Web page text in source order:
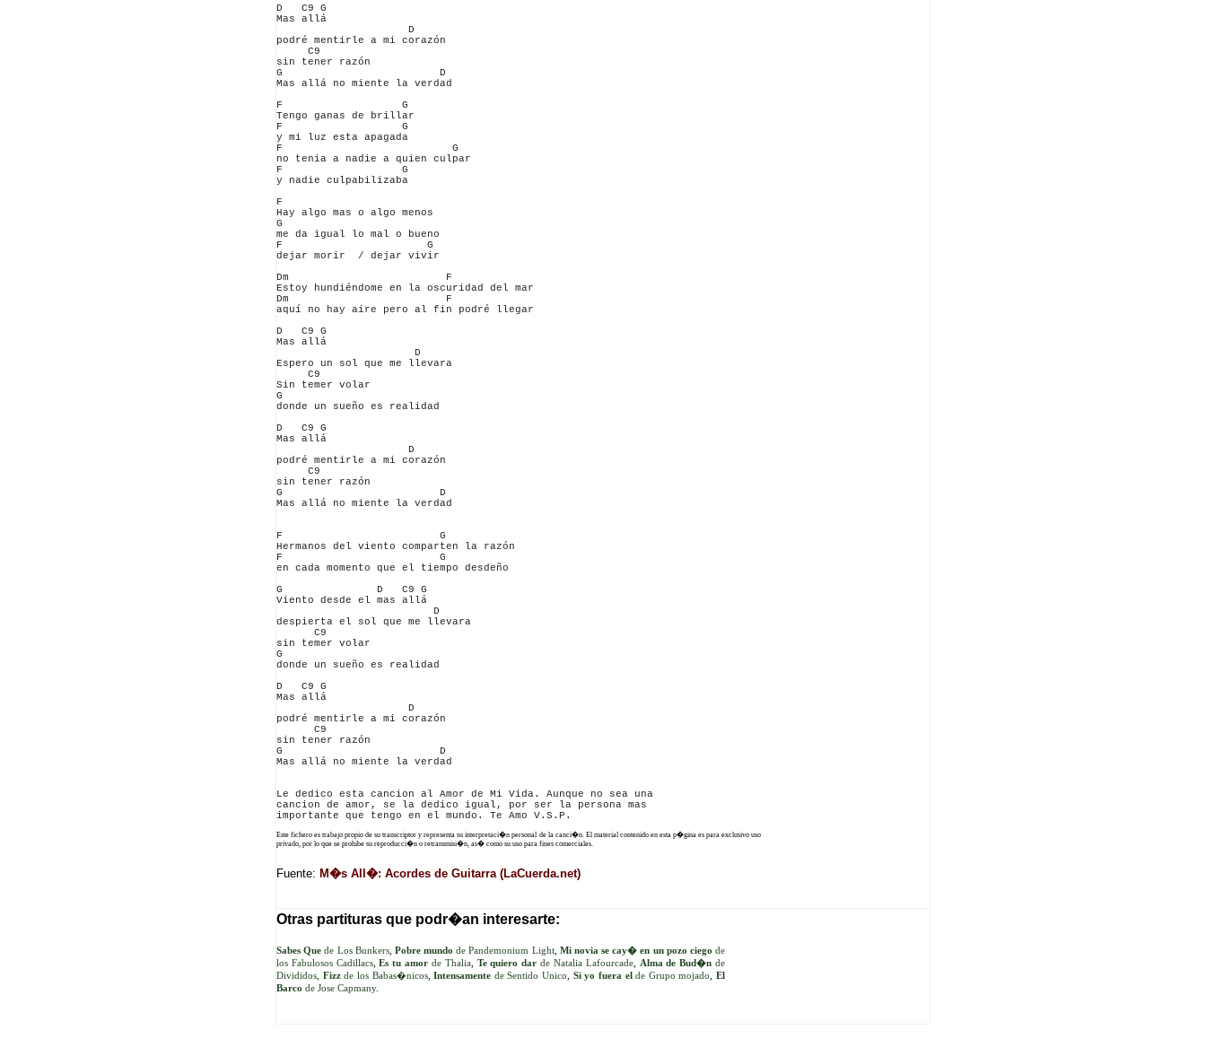
D   C9 G
Mas allá
                     D
podré mentirle a mi corazón
     C9
sin tener razón
G                         D
Mas allá no miente la verdad
F                   G
Tengo ganas de brillar
F                   G
y mi luz esta apagada
F                           G
no tenia a nadie a quien culpar
F                   G
y nadie culpabilizaba
F
Hay algo mas o algo menos
G
me da igual lo mal o bueno
F                       G
dejar morir  / dejar vivir
Dm                         F
Estoy hundiéndome en la oscuridad del mar
Dm                         F
aquí no hay aire pero al fin podré llegar
D   C9 G
Mas allá
                      D
Espero un sol que me llevara
     C9
Sin temer volar
G
donde un sueño es realidad
D   C9 G
Mas allá
                     D
podré mentirle a mi corazón
     C9
sin tener razón
G                         D
Mas allá no miente la verdad
F                         G
Hermanos del viento comparten la razón
F                         G
en cada momento que el tiempo desdeño
G               D   C9 G
Viento desde el mas allá
                         D
despierta el sol que me llevara
      C9
sin temer volar
G
donde un sueño es realidad
D   C9 G
Mas allá
                     D
podré mentirle a mi corazón
      C9
sin tener razón
G                         D
Mas allá no miente la verdad
Le dedico esta cancion al Amor de Mi Vida. Aunque no sea una
cancion de amor, se la dedico igual, por ser la persona mas
Este fichero es trabajo propio de su transcriptor y representa su interpretaci�n personal de la canci�n. El material contenido en esta p�gina es para exclusivo uso
privado, por lo que se prohibe su reproducci�n o retransmisi�n, as� como su uso para fines comerciales.
Fuente: M�s All�: Acordes de Guitarra (LaCuerda.net)
Otras partituras que podr�an interesarte:
Sabes Que de Los Bunkers, Pobre mundo de Pandemonium Light, Mi novia se cay� en un pozo ciego de
los Fabulosos Cadillacs,Es tu amor de Thalia, Te quiero dar de Natalia Lafourcade, Alma de Bud�n de
Divididos
Fizzde los Babas�nicos,Intensamente de Sentido Unico Si yo fuera el de Grupo mojado
El
Barco de Jose Capmany.